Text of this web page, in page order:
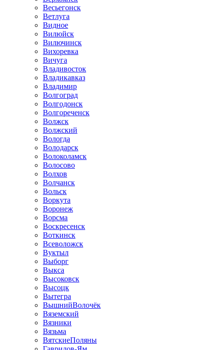
Весьегонск
Ветлуга
Видное
Вилюйск
Вилючинск
Вихоревка
Вичуга
Владивосток
Владикавказ
Владимир
Волгоград
Волгодонск
Волгореченск
Волжск
Волжский
Вологда
Володарск
Волоколамск
Волосово
Волхов
Волчанск
Вольск
Воркута
Воронеж
Ворсма
Воскресенск
Воткинск
Всеволожск
Вуктыл
Выборг
Выкса
Высоковск
Высоцк
Вытегра
ВышнийВолочёк
Вяземский
Вязники
Вязьма
ВятскиеПоляны